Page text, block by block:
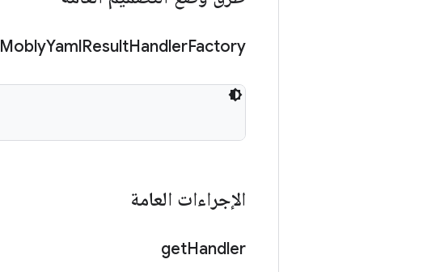
MoblyYamlResultHandlerFactory
الإجراءات العامة
getHandler